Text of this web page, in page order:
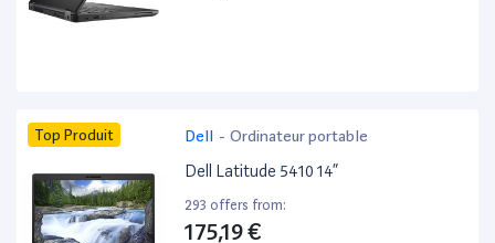
Top Produit Dell - Ordinateur portable
Dell Latitude 5410 14”
293 offers from:
175,19 €